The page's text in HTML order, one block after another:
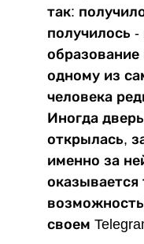
так:
получилось
одному из
человека
Иногда
открылась,
именно за
оказывается
своем